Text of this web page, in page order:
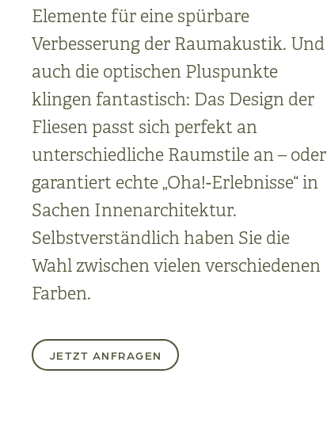
Elemente für eine spürbare
Verbesserung der Raumakustik. Und
auch die optischen Pluspunkte
klingen fantastisch: Das Design der
Fliesen passt sich perfekt an
unterschiedliche Raumstile an – oder
garantiert echte „Oha!-Erlebnisse“ in
Sachen Innenarchitektur.
Selbstverständlich haben Sie die
Wahl zwischen vielen verschiedenen
Farben.
JETZT ANFRAGEN